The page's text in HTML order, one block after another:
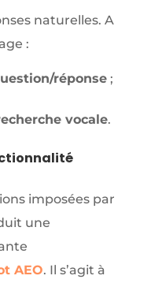
naturelles. A
:
réponse;
vocale.
imposées par
une
AEO. Il s’agit à